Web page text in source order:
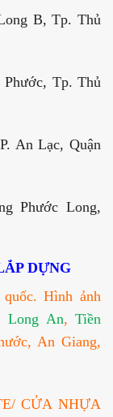
B, Tp. Thủ
Phước, Tp. Thủ
An Lạc, Quận
Phước Long,
DỰNG
Hình ảnh
Long An,Tiền
An Giang,
CỬA NHỰA